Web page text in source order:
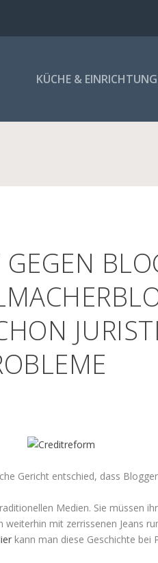
KÜCHE & EINRICHTUNG
Gericht entschied, dass
Medien. Sie müssen
mit zerrissenen Jeans
kann man diese Geschichte bei